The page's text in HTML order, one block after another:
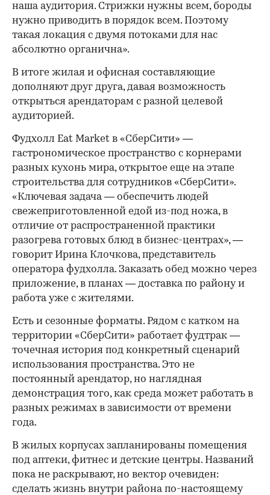
наша аудитория. Стрижки нужны всем, бороды
нужно приводить в порядок всем. Поэтому
такая локация с двумя потоками для нас
абсолютно органична».
В итоге жилая и офисная составляющие
дополняют друг друга, давая возможность
открыться арендаторам с разной целевой
аудиторией.
Фудхолл Eat Market в «СберСити» —
гастрономическое пространство с корнерами
разных кухонь мира, открытое еще на этапе
строительства для сотрудников «СберСити».
«Ключевая задача — обеспечить людей
свежеприготовленной едой из-под ножа, в
отличие от распространенной практики
разогрева готовых блюд в бизнес-центрах», —
говорит Ирина Клочкова, представитель
оператора фудхолла. Заказать обед можно через
приложение, в планах — доставка по району и
работа уже с жителями.
Есть и сезонные форматы. Рядом с катком на
территории «СберСити» работает фудтрак —
точечная история под конкретный сценарий
использования пространства. Это не
постоянный арендатор, но наглядная
демонстрация того, как среда может работать в
разных режимах в зависимости от времени
года.
В жилых корпусах запланированы помещения
под аптеки, фитнес и детские центры. Названий
пока не раскрывают, но вектор очевиден:
сделать жизнь внутри района по-настоящему